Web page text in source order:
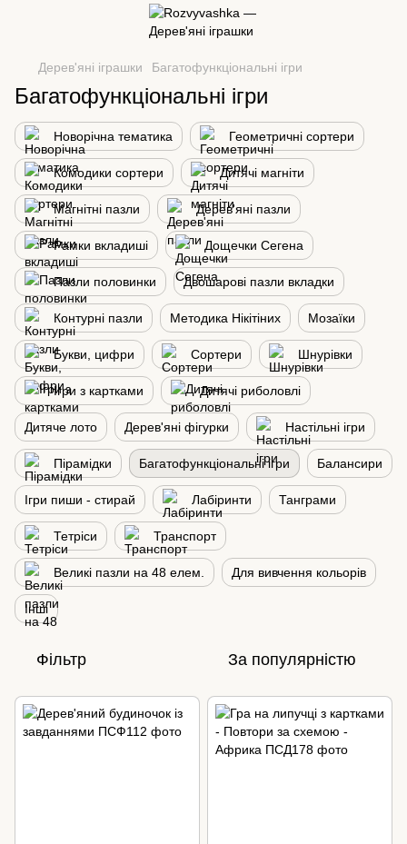
Дерев'яні іграшки Багатофункціональні ігри
Багатофункціональні ігри
Новорічна тематика Геометричні сортери
Комодики сортери Дитячі магніти
Магнітні пазли Дерев'яні пазли
Рамки вкладиші Дощечки Сегена
Пазли половинки Двошарові пазли вкладки
Контурні пазли Методика Нікітіних Мозаїки
Букви, цифри Сортери Шнурівки
Ігри з картками Дитячі риболовлі
Дитяче лото Дерев'яні фігурки Настільні ігри
Пірамідки Багатофункціональні ігри Балансири
Ігри пиши - стирай Лабіринти Танграми
Тетріси Транспорт
Великі пазли на 48 елем. Для вивчення кольорів
Інші
Фільтр За популярністю